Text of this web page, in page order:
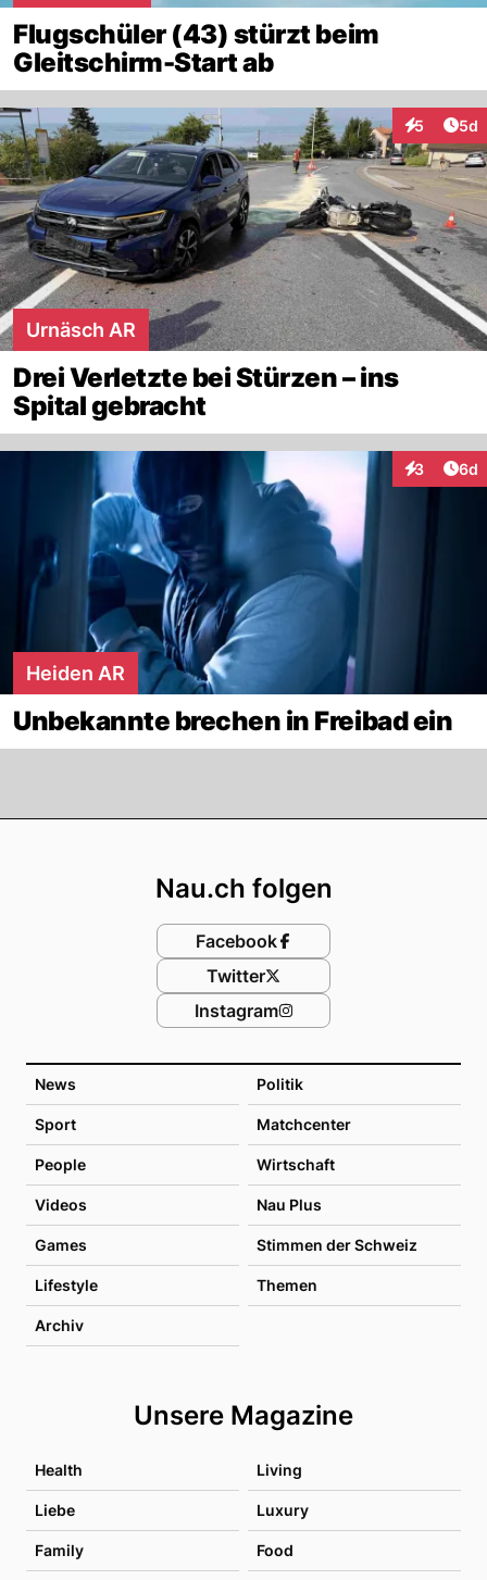
Flugschüler (43) stürzt beim
Gleitschirm-Start ab
5 5d
Urnäsch AR
Drei Verletzte bei Stürzen – ins
Spital gebracht
3 6d
Heiden AR
Unbekannte brechen in Freibad ein
News Politik
Sport Matchcenter
People Wirtschaft
Videos Nau Plus
Games Stimmen der Schweiz
Lifestyle Themen
Archiv
Unsere Magazine
Health Living
Liebe Luxury
Family Food
Nau.ch folgen
Facebook
Twitter
Instagram